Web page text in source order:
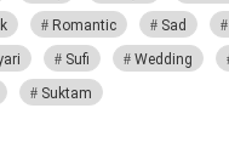
Romantic Sad
Sufi Wedding
Suktam